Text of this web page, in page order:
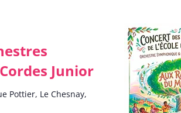
Junior
Pottier, Le Chesnay,